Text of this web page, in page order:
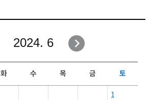
2024. 6
화 수 목 금 토
1